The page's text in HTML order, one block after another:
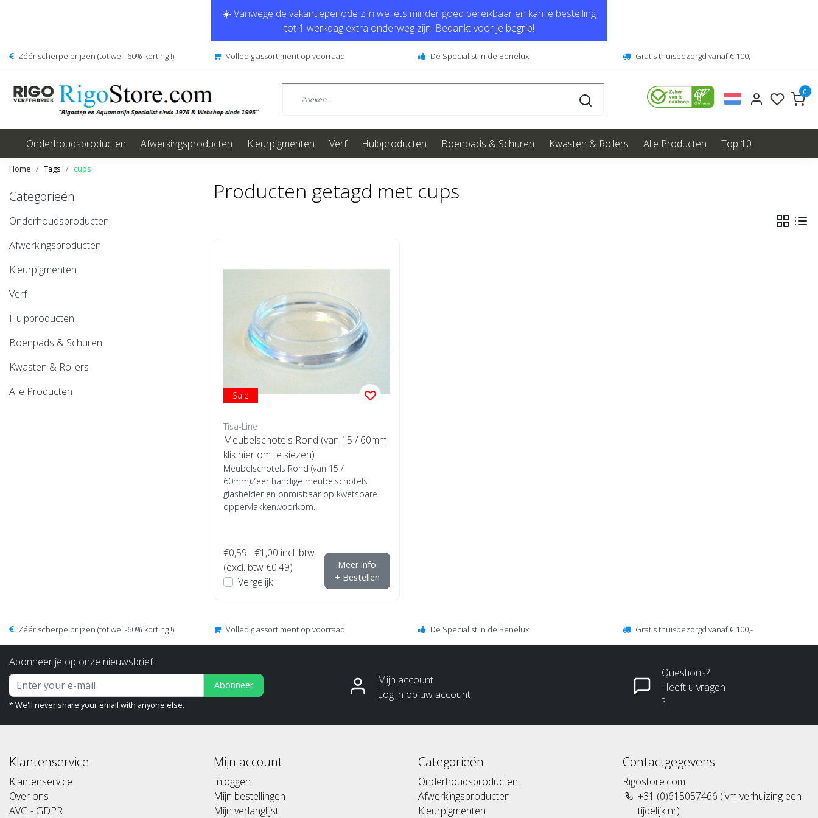
☀️ Vanwege de vakantieperiode zijn we iets minder goed bereikbaar en kan je bestelling
tot 1 werkdag extra onderweg zijn. Bedankt voor je begrip!
Zéér scherpe prijzen (tot wel -60% korting !) Volledig assortiment op voorraad Dé Specialist in de Benelux Gratis thuisbezorgd vanaf € 100,-
0
Onderhoudsproducten Afwerkingsproducten Kleurpigmenten Verf Hulpproducten Boenpads & Schuren Kwasten & Rollers Alle Producten Top 10
Home Tags cups
Categorieën
Onderhoudsproducten
Afwerkingsproducten
Kleurpigmenten
Verf
Hulpproducten
Boenpads & Schuren
Kwasten & Rollers
Alle Producten
Producten getagd met cups
Sale
Tisa-Line
Meubelschotels Rond (van 15 / 60mm
klik hier om te kiezen)
Meubelschotels Rond (van 15 /
60mm)Zeer handige meubelschotels
glashelder en onmisbaar op kwetsbare
oppervlakken.voorkom...
€0,59 €1,00 incl. btw
(excl. btw €0,49)
Vergelijk
Meer info
+ Bestellen
Zéér scherpe prijzen (tot wel -60% korting !) Volledig assortiment op voorraad Dé Specialist in de Benelux Gratis thuisbezorgd vanaf € 100,-
Abonneer je op onze nieuwsbrief
Abonneer
* We'll never share your email with anyone else.
Mijn account
Log in op uw account
Questions?
Heeft u vragen
?
Klantenservice
Klantenservice
Over ons
AVG - GDPR
Mijn account
Inloggen
Mijn bestellingen
Mijn verlanglijst
Categorieën
Onderhoudsproducten
Afwerkingsproducten
Kleurpigmenten
Contactgegevens
Rigostore.com
+31 (0)615057466 (ivm verhuizing een
tijdelijk nr)